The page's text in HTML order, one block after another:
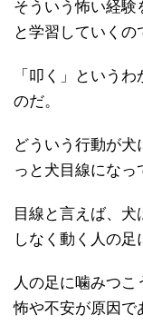
そういう怖い経験
と学習していくの
「叩く」という
のだ。
どういう行動が犬
っと犬目線になっ
目線と言えば、
しなく動く人の足
人の足に噛みつ
怖や不安が原因で